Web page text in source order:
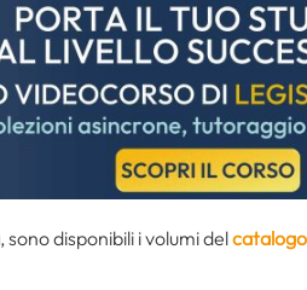
, sono disponibili i volumi delcatalogo